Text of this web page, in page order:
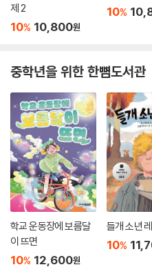
제 2
10% 10,800원
10%
중학년을 위한 한뼘도서관
학교 운동장에 보름달
이 뜨면
10% 12,600원
들개 소년
10%